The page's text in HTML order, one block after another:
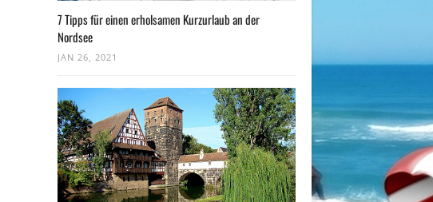
7 Tipps für einen erholsamen Kurzurlaub an der
Nordsee
JAN 26, 2021